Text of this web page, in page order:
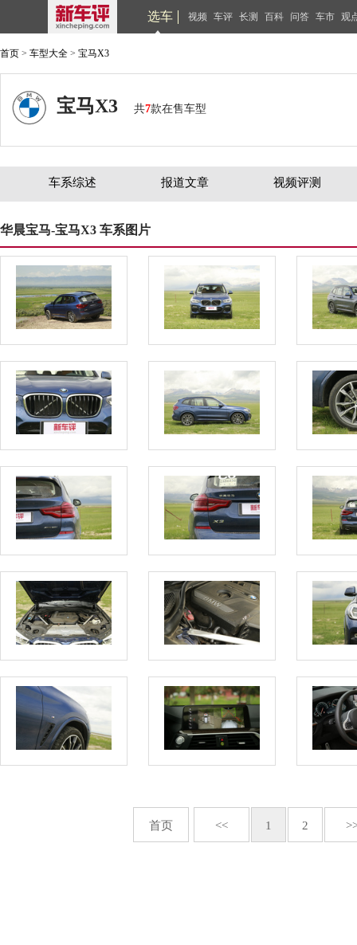
选车 视频 车评 长测 百科 问答 车市 观
首页 > 车型大全 > 宝马X3
宝马X3 共7款在售车型
车系综述 报道文章 视频评测
华晨宝马-宝马X3 车系图片
首页 << 1 2